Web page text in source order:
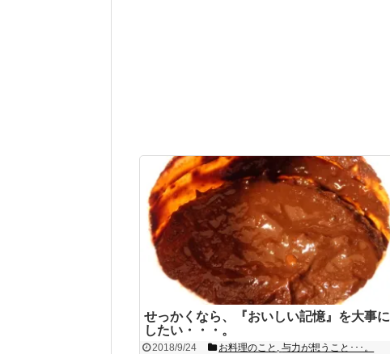
せっかくなら、『おいしい記憶』を大事に
したい・・・。
2018/9/24 お料理のこと ,与力が想うこと･･･。